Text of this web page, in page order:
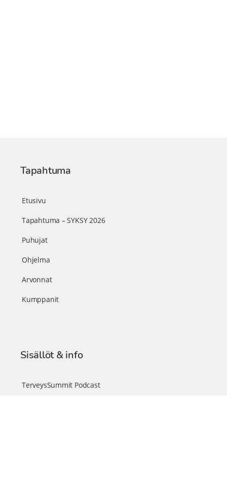
Tapahtuma
Etusivu
Tapahtuma – SYKSY 2026
Puhujat
Ohjelma
Arvonnat
Kumppanit
Sisällöt & info
TerveysSummit Podcast